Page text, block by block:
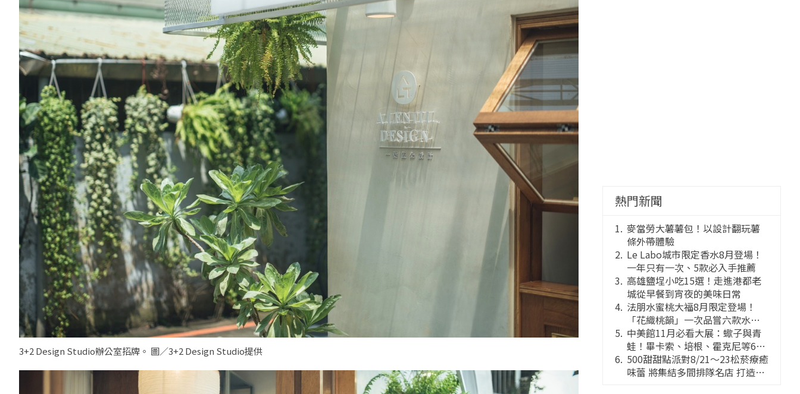
3+2 Design Studio辦公室招牌。 圖／3+2 Design Studio提供
熱門新聞
麥當勞大薯薯包！以設計翻玩薯
條外帶體驗
Le Labo城市限定香水8月登場！
一年只有一次、5款必入手推薦
高雄鹽埕小吃15選！走進港都老
城從早餐到宵夜的美味日常
法朋水蜜桃大福8月限定登場！
「花織桃韻」一次品嘗六款水蜜
桃花果大福
中美館11月必看大展：蠍子與青
蛙！畢卡索、培根、霍克尼等66
件國巨典藏亮相
500甜甜點派對8/21～23松菸療癒
味蕾 將集結多間排隊名店 打造靈